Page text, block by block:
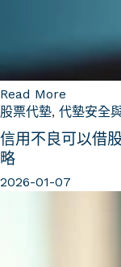
Read More
股票代墊, 代墊安全
信用不良可以借
略
2026-01-07